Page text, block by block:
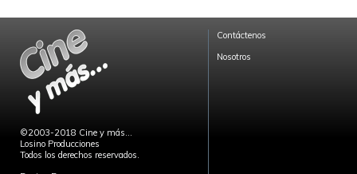
©2003-2018 Cine y más...
Losino Producciones
Todos los derechos reservados.
Contáctenos
Nosotros